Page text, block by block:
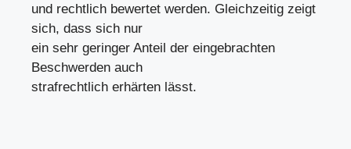
und rechtlich bewertet werden. Gleichzeitig zeigt
sich, dass sich nur
ein sehr geringer Anteil der eingebrachten
Beschwerden auch
strafrechtlich erhärten lässt.